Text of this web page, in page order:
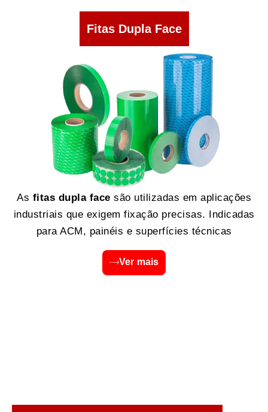
Fitas Dupla Face
As fitas dupla face são utilizadas em aplicações
industriais que exigem fixação precisas. Indicadas
para ACM, painéis e superfícies técnicas
Ver mais